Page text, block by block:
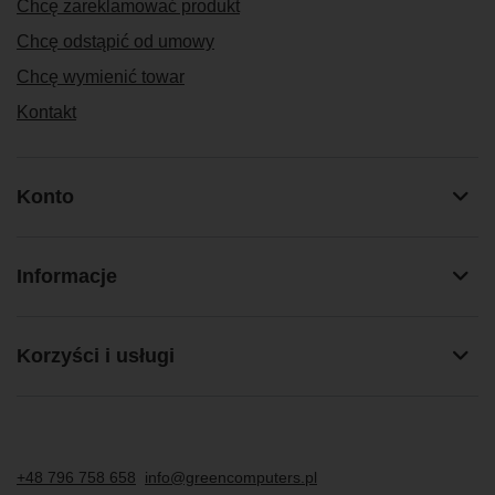
Chcę zareklamować produkt
Chcę odstąpić od umowy
Chcę wymienić towar
Kontakt
Konto
Informacje
Korzyści i usługi
+48 796 758 658 info@greencomputers.pl